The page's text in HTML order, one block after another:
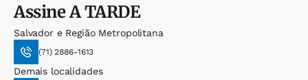
AssineA TARDE
Salvador e Região Metropolitana
(71) 2886-1613
Demais localidades